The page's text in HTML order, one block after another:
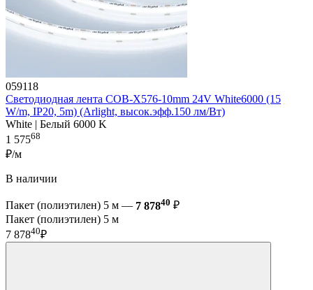
059118
Светодиодная лента COB-X576-10mm 24V White6000 (15
W/m, IP20, 5m) (Arlight, высок.эфф.150 лм/Вт)
White | Белый 6000 K
1 57568
₽/м
В наличии
Пакет (полиэтилен) 5 м — 7 87840 ₽
Пакет (полиэтилен) 5 м
7 87840₽